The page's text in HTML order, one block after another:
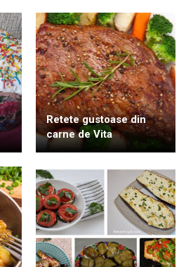
Retete gustoase din
carne de Vita